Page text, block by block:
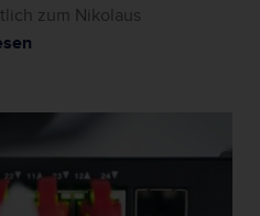
zum Nikolaus